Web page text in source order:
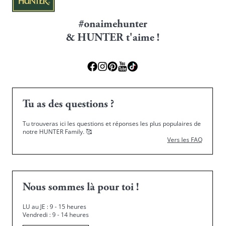
#onaimehunter
& HUNTER t'aime !
Tu as des questions ?
Tu trouveras ici les questions et réponses les plus populaires de
notre HUNTER Family.🥰
Vers les FAQ
Nous sommes là pour toi !
LU au JE : 9 - 15 heures
Vendredi : 9 - 14 heures